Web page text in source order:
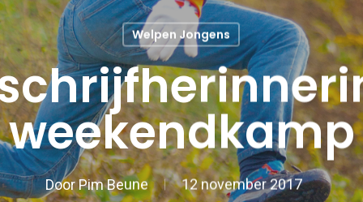
Welpen Jongens
weekendkamp
DoorPim Beune 12 november 2017